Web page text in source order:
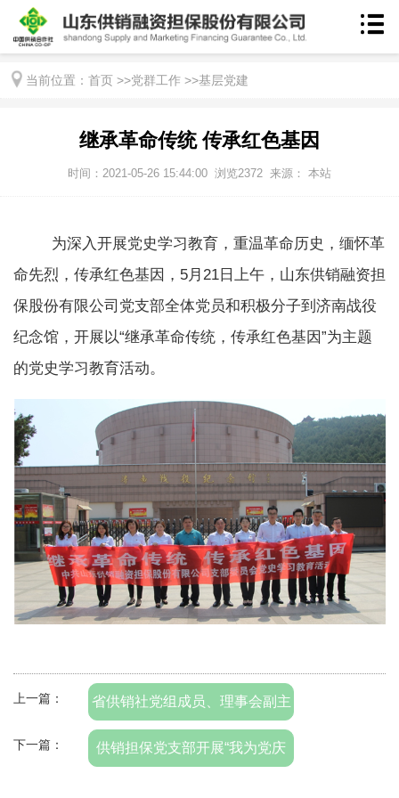
当前位置： 首页 >>党群工作 >>基层党建
继承革命传统 传承红色基因
时间：2021-05-26 15:44:00 浏览2372 来源： 本站
为深入开展党史学习教育，重温革命历史，缅怀革
命先烈，传承红色基因， 5月 21 日上午，山东供销融资担
保股份有限公司党支部全体党员和积极分子到济南战役
纪念馆，开展以“继承革命传统，传承红色基因”为主题
的党史学习教育活动。
上一篇： 省供销社党组成员、理事会副主
任于庆峰莅临我公司调研指导党
下一篇： 供销担保党支部开展“我为党庆